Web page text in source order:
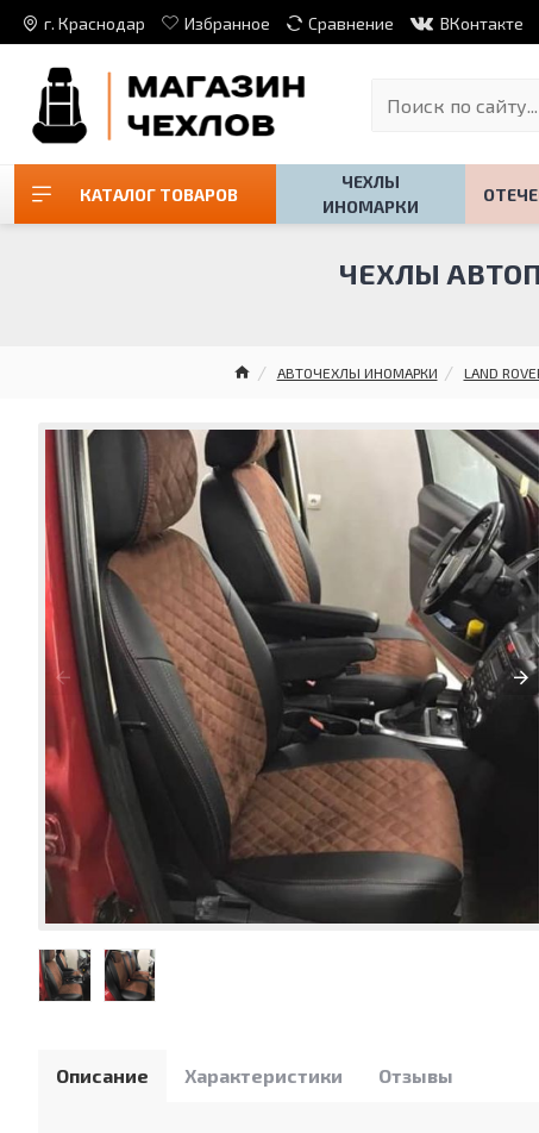
г. Краснодар Избранное Сравнение ВКонтакте
КАТАЛОГ ТОВАРОВ
ЧЕХЛЫ
ИНОМАРКИ
АВТОЧЕХЛЫ ИНОМАРКИ LAND
ЧЕХЛЫ
Описание Характеристики Отзывы